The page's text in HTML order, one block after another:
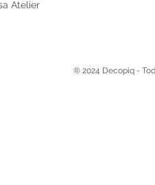
Atelier
® 2024 Decopiq -